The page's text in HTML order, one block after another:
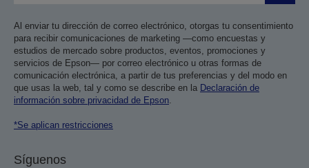
Al enviar tu dirección de correo electrónico, otorgas tu consentimiento
para recibir comunicaciones de marketing —como encuestas y
estudios de mercado sobre productos, eventos, promociones y
servicios de Epson— por correo electrónico u otras formas de
comunicación electrónica, a partir de tus preferencias y del modo en
que usas la web, tal y como se describe en la Declaración de
información sobre privacidad de Epson.
*Se aplican restricciones
Síguenos